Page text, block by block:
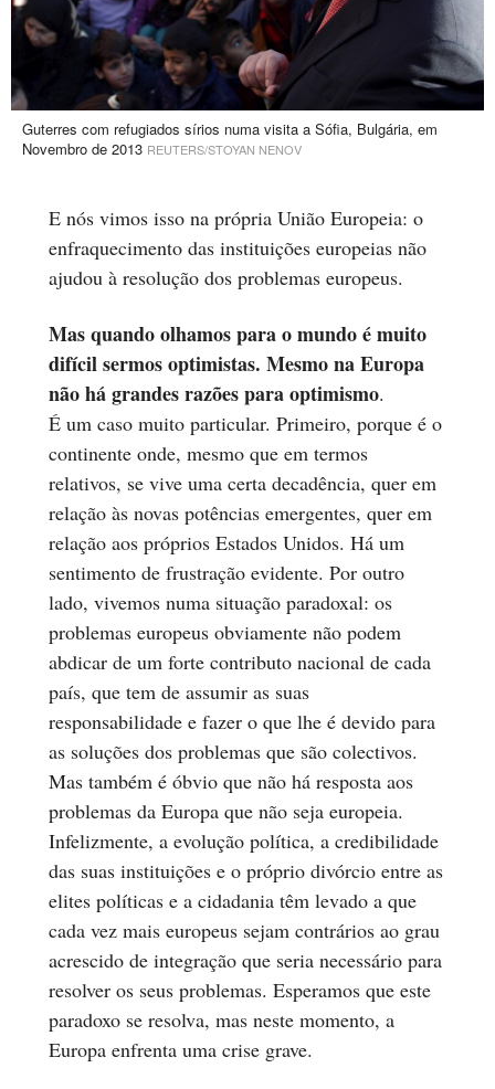
Guterres com refugiados sírios numa visita a Sófia, Bulgária, em
Novembro de 2013 REUTERS/STOYAN NENOV
E nós vimos isso na própria União Europeia: o
enfraquecimento das instituições europeias não
ajudou à resolução dos problemas europeus.
Mas quando olhamos para o mundo é muito
difícil sermos optimistas. Mesmo na Europa
não há grandes razões para optimismo.
É um caso muito particular. Primeiro, porque é o
continente onde, mesmo que em termos
relativos, se vive uma certa decadência, quer em
relação às novas potências emergentes, quer em
relação aos próprios Estados Unidos. Há um
sentimento de frustração evidente. Por outro
lado, vivemos numa situação paradoxal: os
problemas europeus obviamente não podem
abdicar de um forte contributo nacional de cada
país, que tem de assumir as suas
responsabilidade e fazer o que lhe é devido para
as soluções dos problemas que são colectivos.
Mas também é óbvio que não há resposta aos
problemas da Europa que não seja europeia.
Infelizmente, a evolução política, a credibilidade
das suas instituições e o próprio divórcio entre as
elites políticas e a cidadania têm levado a que
cada vez mais europeus sejam contrários ao grau
acrescido de integração que seria necessário para
resolver os seus problemas. Esperamos que este
paradoxo se resolva, mas neste momento, a
Europa enfrenta uma crise grave.